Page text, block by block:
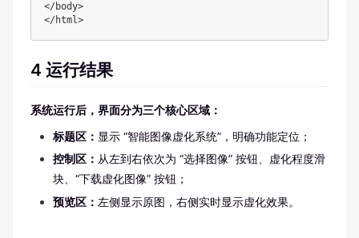
</body>
</html>
4 运行结果
系统运行后，界面分为三个核心区域：
标题区： 显示 “智能图像虚化系统”，明确功能定位；
控制区： 从左到右依次为 “选择图像” 按钮、虚化程度滑
块、“下载虚化图像” 按钮；
预览区： 左侧显示原图，右侧实时显示虚化效果。